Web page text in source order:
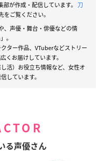
部が作成・配信しています。 刀
をご覧ください。
、声優・舞台・俳優などの情
。
ター作品、VTuberなどストリー
くお届けしています。
活）お役立ち情報など、女性オ
しています。
る声優さん